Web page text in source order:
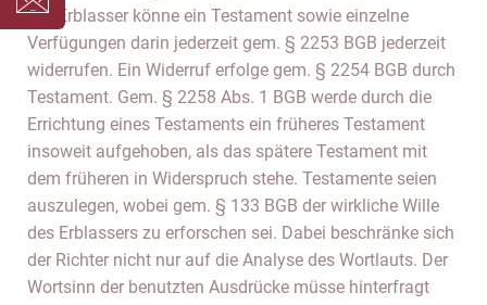
Der Erblasser könne ein Testament sowie einzelne
Verfügungen darin jederzeit gem. § 2253 BGB jederzeit
widerrufen. Ein Widerruf erfolge gem. § 2254 BGB durch
Testament. Gem. § 2258 Abs. 1 BGB werde durch die
Errichtung eines Testaments ein früheres Testament
insoweit aufgehoben, als das spätere Testament mit
dem früheren in Widerspruch stehe. Testamente seien
auszulegen, wobei gem. § 133 BGB der wirkliche Wille
des Erblassers zu erforschen sei. Dabei beschränke sich
der Richter nicht nur auf die Analyse des Wortlauts. Der
Wortsinn der benutzten Ausdrücke müsse hinterfragt